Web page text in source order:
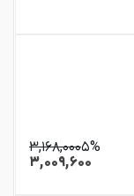
۳,۱۶۸,۰۰۰۵%
۳,۰۰۹,۶۰۰